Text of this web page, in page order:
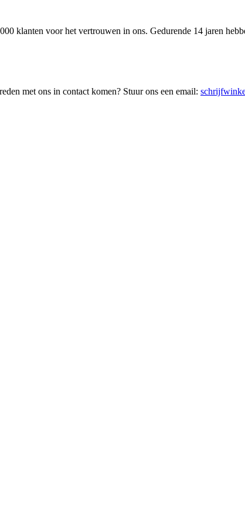
klanten voor het vertrouwen in ons. Gedurende 14 jaren
met ons in contact komen? Stuur ons een email: